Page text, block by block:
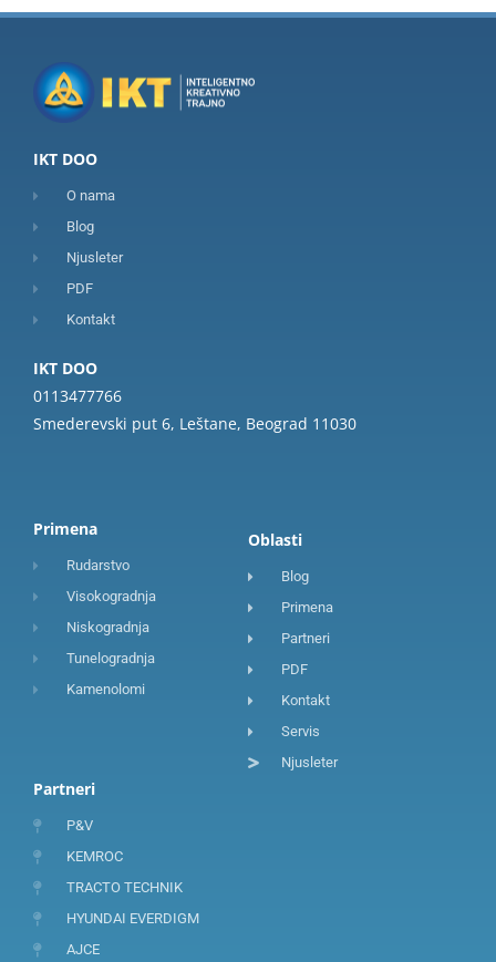
IKT DOO
O nama
Blog
Njusleter
PDF
Kontakt
IKT DOO
0113477766
Smederevski put 6, Leštane, Beograd 11030
Primena
Rudarstvo
Visokogradnja
Niskogradnja
Tunelogradnja
Kamenolomi
Oblasti
Blog
Primena
Partneri
PDF
Kontakt
Servis
Njusleter
Partneri
P&V
KEMROC
TRACTO TECHNIK
HYUNDAI EVERDIGM
AJCE